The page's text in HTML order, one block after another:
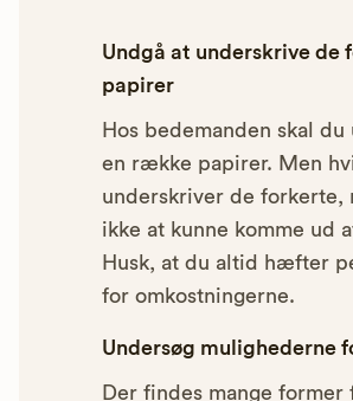
Undgå at underskrive de
papirer
Hos bedemanden skal
en række papirer. Men
underskriver de forkerte,
ikke at kunne komme ud
Husk, at du altid hæfter
for omkostningerne.
Undersøg mulighederne
Der findes mange former